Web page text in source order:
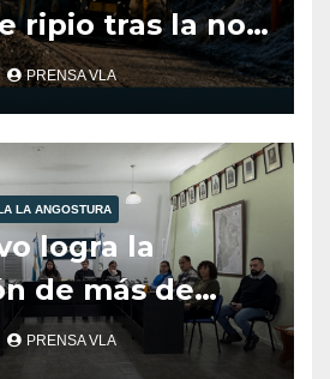
ripio tras la no
del Concejo en
PRENSA VLA
LA ANGOSTURA
logra la
de más de
para obras
PRENSA VLA